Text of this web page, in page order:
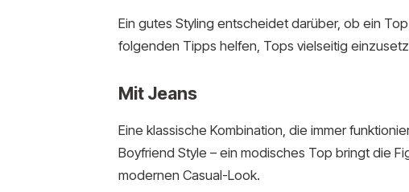
Ein gutes Styling entscheidet darüber, ob ein
folgenden Tipps helfen, Tops vielseitig
Mit Jeans
Eine klassische Kombination, die immer
Boyfriend Style – ein modisches Top bringt die
modernen Casual-Look.